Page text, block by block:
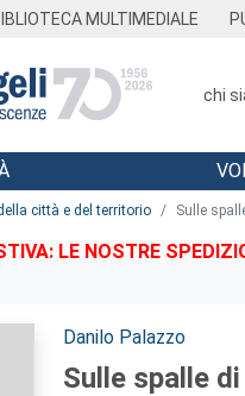
MULTIMEDIALE
chi
città e del territorio Sulle
LE NOSTRE
Autori:
Danilo Palazzo
Sulle spalle